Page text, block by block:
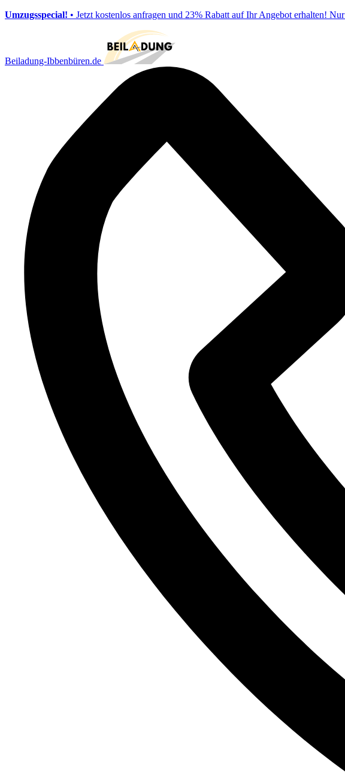
Umzugsspecial! • Jetzt kostenlos anfragen und 23% Rabatt auf Ihr Angebot erhalten!
Beiladung-Ibbenbüren.de